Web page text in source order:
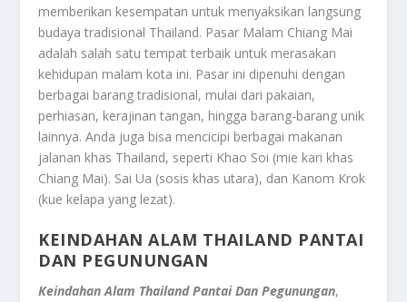
memberikan kesempatan untuk menyaksikan langsung
budaya tradisional Thailand. Pasar Malam Chiang Mai
adalah salah satu tempat terbaik untuk merasakan
kehidupan malam kota ini. Pasar ini dipenuhi dengan
berbagai barang tradisional, mulai dari pakaian,
perhiasan, kerajinan tangan, hingga barang-barang unik
lainnya. Anda juga bisa mencicipi berbagai makanan
jalanan khas Thailand, seperti Khao Soi (mie kari khas
Chiang Mai). Sai Ua (sosis khas utara), dan Kanom Krok
(kue kelapa yang lezat).
KEINDAHAN ALAM THAILAND PANTAI
DAN PEGUNUNGAN
Keindahan Alam Thailand Pantai Dan Pegunungan,